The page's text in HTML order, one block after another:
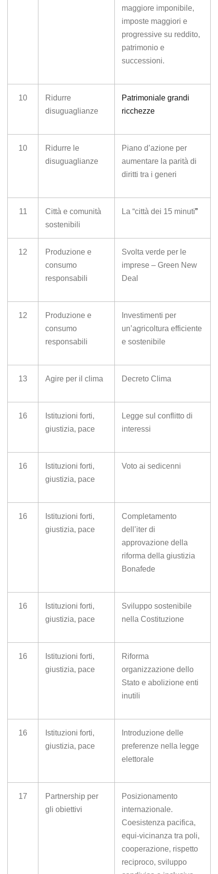
maggiore imponibile,
imposte maggiori e
progressive su reddito,
patrimonio e
successioni.
10
Ridurre
disuguaglianze
Patrimoniale grandi
ricchezze
10
Ridurre le
disuguaglianze
Piano d’azione per
aumentare la parità di
diritti tra i generi
11
Città e comunità
sostenibili
La “città dei 15 minuti”
12
Produzione e
consumo
responsabili
Svolta verde per le
imprese – Green New
Deal
12
Produzione e
consumo
responsabili
Investimenti per
un’agricoltura efficiente
e sostenibile
13 Agire per il clima Decreto Clima
16
Istituzioni forti,
giustizia, pace
Legge sul conflitto di
interessi
16
Istituzioni forti,
giustizia, pace
Voto ai sedicenni
16
Istituzioni forti,
giustizia, pace
Completamento
dell’iter di
approvazione della
riforma della giustizia
Bonafede
16
Istituzioni forti,
giustizia, pace
Sviluppo sostenibile
nella Costituzione
16
Istituzioni forti,
giustizia, pace
Riforma
organizzazione dello
Stato e abolizione enti
inutili
16
Istituzioni forti,
giustizia, pace
Introduzione delle
preferenze nella legge
elettorale
17
Partnership per
gli obiettivi
Posizionamento
internazionale.
Coesistenza pacifica,
equi-vicinanza tra poli,
cooperazione, rispetto
reciproco, sviluppo